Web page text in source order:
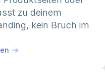
zu deinem
kein Bruch im